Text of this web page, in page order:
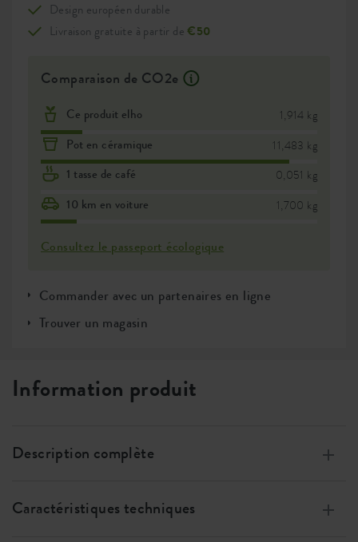
Design européen durable
Livraison gratuite à partir de€50
Comparaison de CO2e
Ce produit elho 1,914 kg
Pot en céramique 11,483 kg
1 tasse de café 0,051 kg
10 km en voiture 1,700 kg
Consultez le passeport écologique
Commander avec un partenaires en ligne
Trouver un magasin
Information produit
Description complète
grâce à l’Energie éolienne, 100% recyclable
Caractéristiques techniques